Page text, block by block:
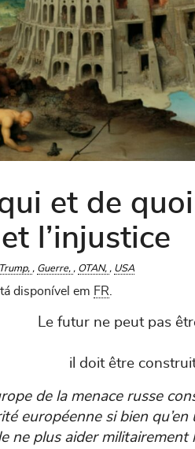
et de
l’injustice
, Guerre , OTAN , USA
disponível em FR
Le futur ne peut pas
il doit être
de la menace russe
européenne si bien
ne plus aider militairement